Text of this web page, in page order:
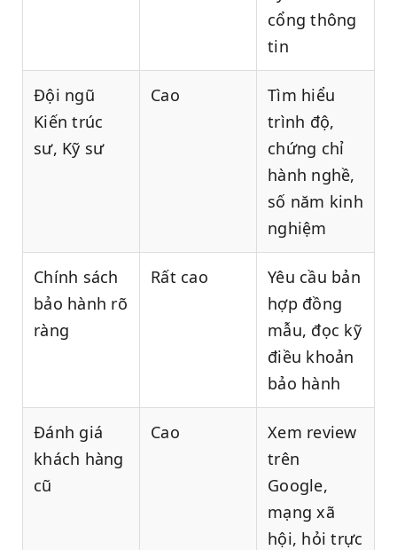
cổng thông
tin
Đội ngũ
Kiến trúc
sư, Kỹ sư
Cao
Tìm hiểu
trình độ,
chứng chỉ
hành nghề,
số năm kinh
nghiệm
Chính sách
bảo hành rõ
ràng
Rất cao
Yêu cầu bản
hợp đồng
mẫu, đọc kỹ
điều khoản
bảo hành
Đánh giá
khách hàng
cũ
Cao
Xem review
trên
Google,
mạng xã
hội, hỏi trực